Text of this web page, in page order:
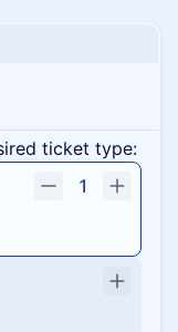
ticket type:
1